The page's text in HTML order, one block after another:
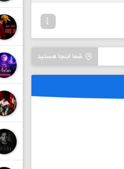
شما اینجا هستید